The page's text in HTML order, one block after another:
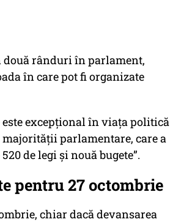
două rânduri în parlament,
în care pot fi organizate
este excepţional în viaţa politică
parlamentare, care a
de legi şi nouă bugete”.
pentru 27 octombrie
chiar dacă devansarea